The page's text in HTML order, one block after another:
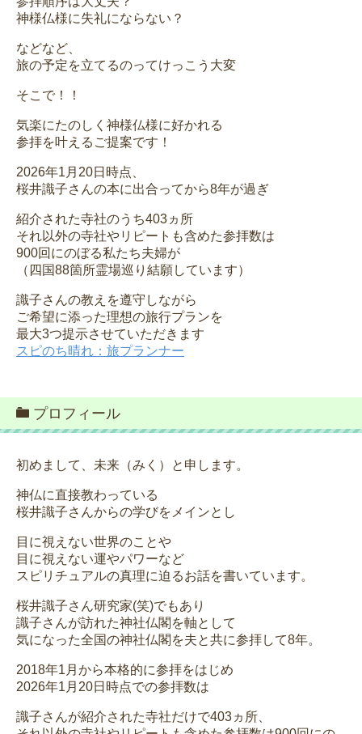
神様仏様に失礼にならない？
などなど、
旅の予定を立てるのってけっこう大変
そこで！！
気楽にたのしく神様仏様に好かれる
参拝を叶えるご提案です！
2026年1月20日時点、
桜井識子さんの本に出合ってから8年が過ぎ
紹介された寺社のうち403ヵ所
それ以外の寺社やリピートも含めた参拝数は
900回にのぼる私たち夫婦が
（四国88箇所霊場巡り結願しています）
識子さんの教えを遵守しながら
ご希望に添った理想の旅行プランを
最大3つ提示させていただきます
スピのち晴れ：旅プランナー
プロフィール
初めまして、未来（みく）と申します。
神仏に直接教わっている
桜井識子さんからの学びをメインとし
目に視えない世界のことや
目に視えない運やパワーなど
スピリチュアルの真理に迫るお話を書いています。
桜井識子さん研究家(笑)でもあり
識子さんが訪れた神社仏閣を軸として
気になった全国の神社仏閣を夫と共に参拝して8年。
2018年1月から本格的に参拝をはじめ
2026年1月20日時点での参拝数は
識子さんが紹介された寺社だけで403ヵ所、